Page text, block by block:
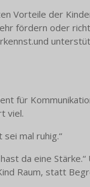
Vorteile der
fördern oder
für
viel.
sei mal ruhig.“
da eine Stärke.“
Raum, statt